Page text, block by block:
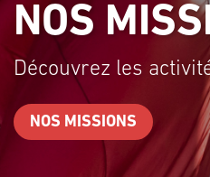
NOS
Découvrez les
NOS MISSIONS